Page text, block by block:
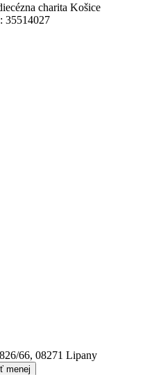
charita Košice
35514027
66, 08271 Lipany
menej